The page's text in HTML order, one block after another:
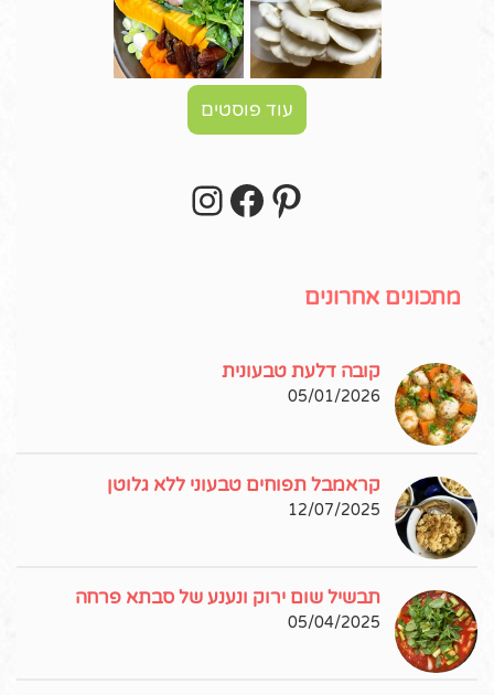
עוד פוסטים
Pinterest
Facebook
מתכונים אחרונים
קובה דלעת טבעונית
05/01/2026
קראמבל תפוחים טבעוני ללא גלוטן
12/07/2025
תבשיל שום ירוק ונענע של סבתא פרחה
05/04/2025